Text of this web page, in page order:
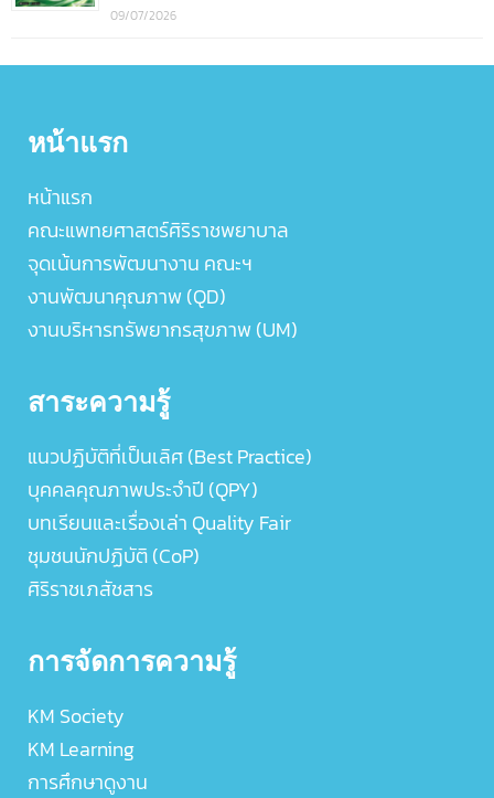
09/07/2026
หน้าแรก
หน้าแรก
คณะแพทยศาสตร์ศิริราชพยาบาล
จุดเน้นการพัฒนางาน คณะฯ
งานพัฒนาคุณภาพ (QD)
งานบริหารทรัพยากรสุขภาพ (UM)
สาระความรู้
แนวปฏิบัติที่เป็นเลิศ (Best Practice)
บุคคลคุณภาพประจำปี (QPY)
บทเรียนและเรื่องเล่า Quality Fair
ชุมชนนักปฏิบัติ (CoP)
ศิริราชเภสัชสาร
การจัดการความรู้
KM Society
KM Learning
การศึกษาดูงาน